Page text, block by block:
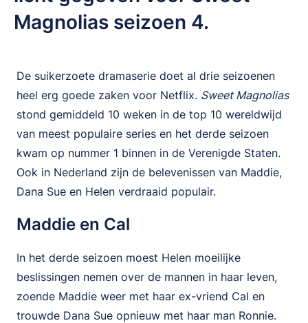
Magnolias seizoen 4.
De suikerzoete dramaserie doet al drie seizoenen
heel erg goede zaken voor Netflix. Sweet Magnolias
stond gemiddeld 10 weken in de top 10 wereldwijd
van meest populaire series en het derde seizoen
kwam op nummer 1 binnen in de Verenigde Staten.
Ook in Nederland zijn de belevenissen van Maddie,
Dana Sue en Helen verdraaid populair.
Maddie en Cal
In het derde seizoen moest Helen moeilijke
beslissingen nemen over de mannen in haar leven,
zoende Maddie weer met haar ex-vriend Cal en
trouwde Dana Sue opnieuw met haar man Ronnie.